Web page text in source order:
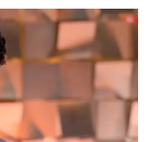
dal mondo